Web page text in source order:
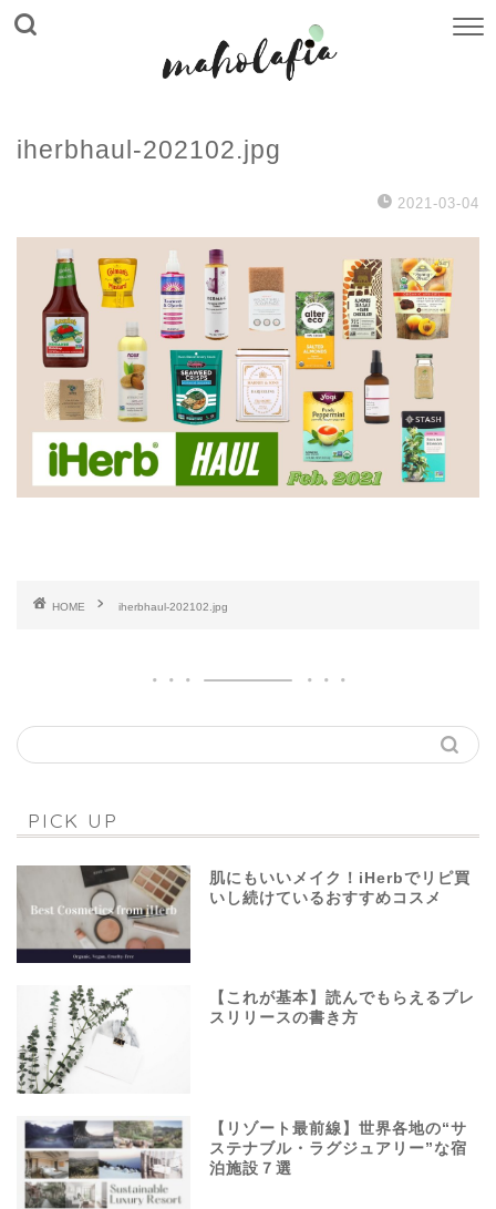
iherbhaul-202102.jpg
2021-03-04
HOME iherbhaul-202102.jpg
PICK UP
肌にもいいメイク！iHerbでリピ買
いし続けているおすすめコスメ
【これが基本】読んでもらえるプレ
スリリースの書き方
【リゾート最前線】世界各地の“サ
ステナブル・ラグジュアリー”な宿
泊施設７選